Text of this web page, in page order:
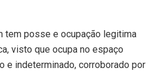
tem posse e ocupação legitima
visto que ocupa no espaço
e indeterminado, corroborado por